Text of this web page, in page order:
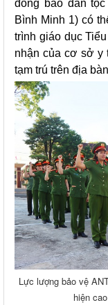
đồng bào dân
Bình Minh 1) có
trình giáo dục
nhận của cơ sở y
tạm trú trên địa
Lực lượng bảo vệ
hiện